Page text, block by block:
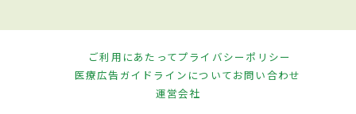
ご利用にあたってプライバシーポリシー
医療広告ガイドラインについてお問い合わせ
運営会社